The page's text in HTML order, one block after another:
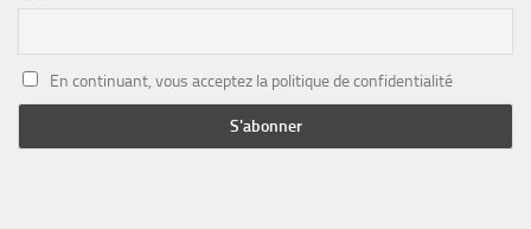
En continuant, vous acceptez la politique de confidentialité